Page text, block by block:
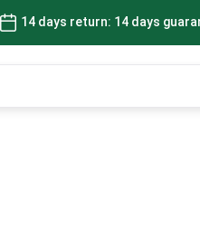
14 days return: 14 days